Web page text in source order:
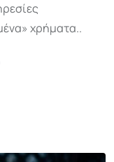
χρήματα..